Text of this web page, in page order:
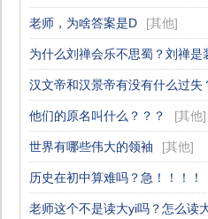
老师，为啥答案是D [其他]
为什么刘禅会乐不思蜀？刘禅是
汉文帝和汉景帝有没有什么过失
他们的原名叫什么？？？ [其他]
世界有哪些伟大的领袖 [其他]
历史在初中算难吗？急！！！！
老师这个不是读大yi吗？怎么读